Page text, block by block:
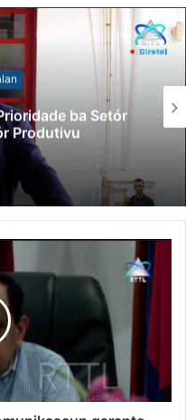
ba Setór
Produtivu